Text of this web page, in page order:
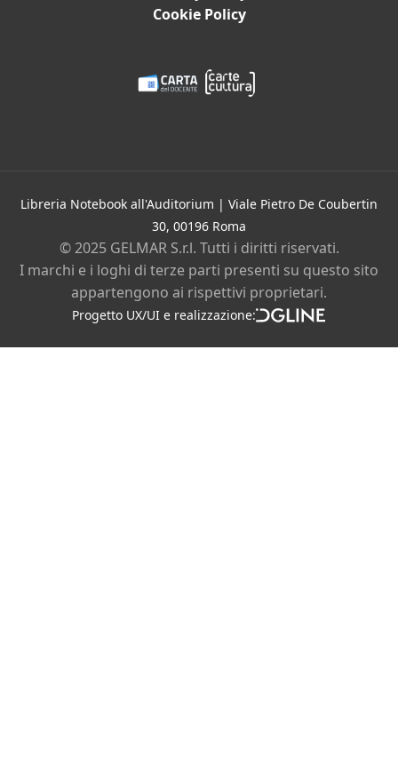
Cookie Policy
Libreria Notebook all'Auditorium | Viale Pietro De Coubertin
30, 00196 Roma
© 2025 GELMAR S.r.l. Tutti i diritti riservati.
I marchi e i loghi di terze parti presenti su questo sito
appartengono ai rispettivi proprietari.
Progetto UX/UI e realizzazione:
Bambini e ragazzi
Contatti
Chi siamo
Privacy policyCookie policy
Instagram
Facebook